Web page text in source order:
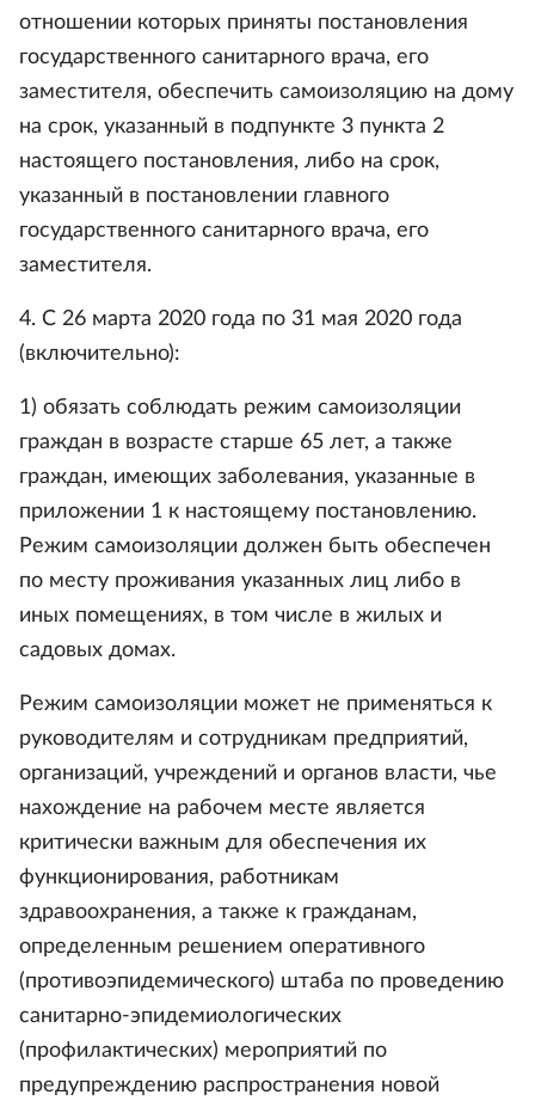
отношении которых приняты постановления
государственного санитарного врача, его
заместителя, обеспечить самоизоляцию на дому
на срок, указанный в подпункте 3 пункта 2
настоящего постановления, либо на срок,
указанный в постановлении главного
государственного санитарного врача, его
заместителя.
4. С 26 марта 2020 года по 31 мая 2020 года
(включительно):
1) обязать соблюдать режим самоизоляции
граждан в возрасте старше 65 лет, а также
граждан, имеющих заболевания, указанные в
приложении 1 к настоящему постановлению.
Режим самоизоляции должен быть обеспечен
по месту проживания указанных лиц либо в
иных помещениях, в том числе в жилых и
садовых домах.
Режим самоизоляции может не применяться к
руководителям и сотрудникам предприятий,
организаций, учреждений и органов власти, чье
нахождение на рабочем месте является
критически важным для обеспечения их
функционирования, работникам
здравоохранения, а также к гражданам,
определенным решением оперативного
(противоэпидемического) штаба по проведению
санитарно-эпидемиологических
(профилактических) мероприятий по
предупреждению распространения новой